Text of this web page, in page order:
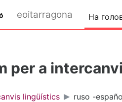
eoitarragona На
per a
lingüístics ruso -